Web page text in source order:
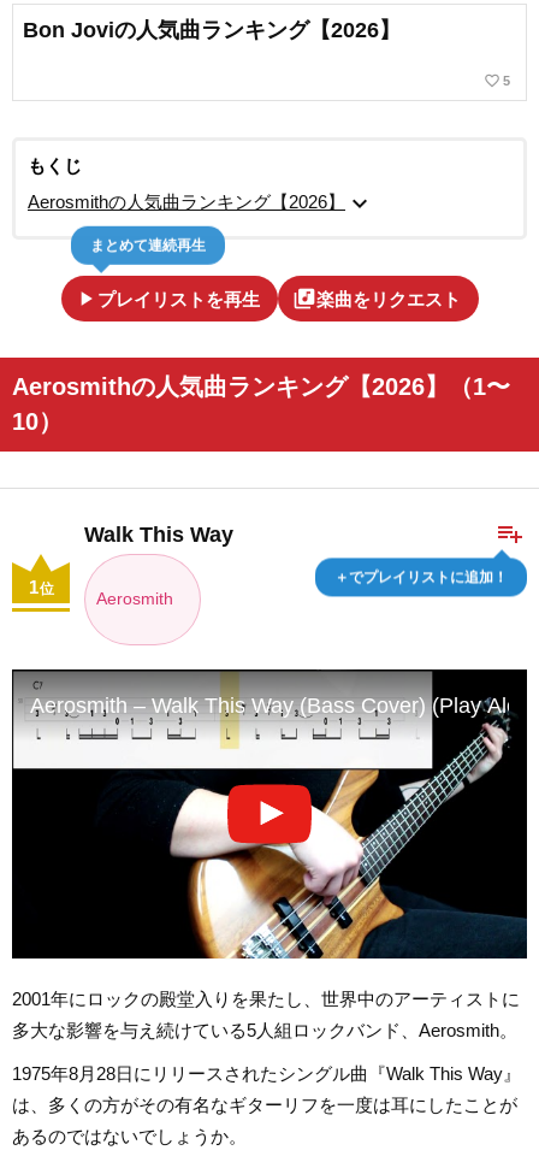
Bon Joviの人気曲ランキング【2026】
favorite_border 5
もくじ
Aerosmithの人気曲ランキング【2026】
expand_more
play_arrow プレイリストを再生
まとめて連続再生
library_music楽曲をリクエスト
Aerosmithの人気曲ランキング【2026】（1〜
10）
playlist_add
＋でプレイリストに追加！
Walk This Way
Aerosmith
1位
Aerosmith – Walk This Way (Bass Cover) (Play
2001年にロックの殿堂入りを果たし、世界中のアーティストに
多大な影響を与え続けている5人組ロックバンド、Aerosmith。
1975年8月28日にリリースされたシングル曲『Walk This Way』
は、多くの方がその有名なギターリフを一度は耳にしたことが
あるのではないでしょうか。